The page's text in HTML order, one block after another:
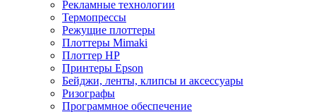
Рекламные технологии
Термопрессы
Режущие плоттеры
Плоттеры Mimaki
Плоттер HP
Принтеры Epson
Бейджи, ленты, клипсы и аксессуары
Ризографы
Программное обеспечение